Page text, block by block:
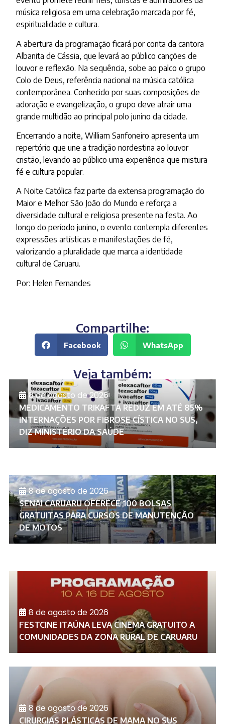
música religiosa em uma celebração marcada por fé,
espiritualidade e cultura.
A abertura da programação ficará por conta da cantora
Albanita de Cássia, que levará ao público canções de
louvor e reflexão. Na sequência, sobe ao palco o grupo
Colo de Deus, referência nacional na música católica
contemporânea. Conhecido por suas composições de
adoração e evangelização, o grupo deve atrair uma
grande multidão ao principal polo junino da cidade.
Encerrando a noite, William Sanfoneiro apresenta um
repertório que une a tradição nordestina ao louvor
cristão, levando ao público uma experiência que mistura
fé e cultura popular.
A Noite Católica faz parte da extensa programação do
Maior e Melhor São João do Mundo e reforça a
diversidade cultural e religiosa presente na festa. Ao
longo do período junino, o evento contempla diferentes
expressões artísticas e manifestações de fé,
valorizando a pluralidade que marca a identidade
cultural de Caruaru.
Por: Helen Fernandes
Compartilhe:
Facebook WhatsApp
Veja também:
8 de agosto de 2026
MEDICAMENTO TRIKAFTA REDUZ EM ATÉ 85%
INTERNAÇÕES POR FIBROSE CÍSTICA NO SUS,
DIZ MINISTÉRIO DA SAÚDE
8 de agosto de 2026
SENAI CARUARU OFERECE 100 BOLSAS
GRATUITAS PARA CURSOS DE MANUTENÇÃO
DE MOTOS
8 de agosto de 2026
FESTCINE ITAÚNA LEVA CINEMA GRATUITO A
COMUNIDADES DA ZONA RURAL DE CARUARU
8 de agosto de 2026
CIRURGIAS PLÁSTICAS DE MAMA NO SUS